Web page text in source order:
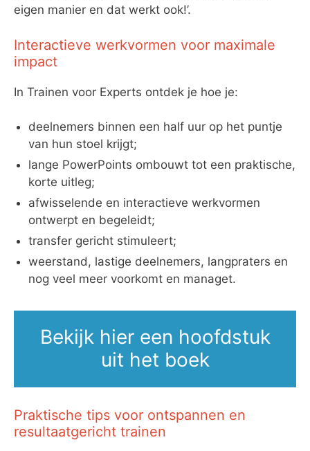
eigen manier en dat werkt ook!’.
Interactieve werkvormen voor maximale
impact
In Trainen voor Experts ontdek je hoe je:
deelnemers binnen een half uur op het puntje
van hun stoel krijgt;
lange PowerPoints ombouwt tot een praktische,
korte uitleg;
afwisselende en interactieve werkvormen
ontwerpt en begeleidt;
transfer gericht stimuleert;
weerstand, lastige deelnemers, langpraters en
nog veel meer voorkomt en managet.
Bekijk hier een hoofdstuk
uit het boek
Praktische tips voor ontspannen en
resultaatgericht trainen